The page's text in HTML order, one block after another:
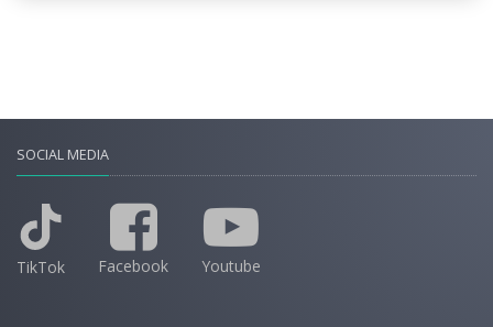
SOCIAL MEDIA
TikTok Facebook Youtube